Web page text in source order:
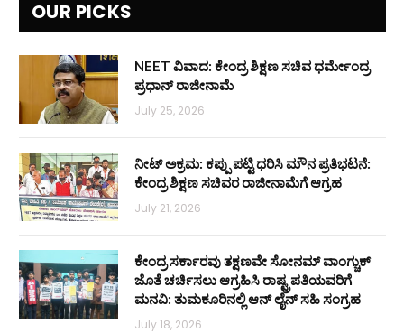
OUR PICKS
NEET ವಿವಾದ: ಕೇಂದ್ರ ಶಿಕ್ಷಣ ಸಚಿವ ಧರ್ಮೇಂದ್ರ
ಪ್ರಧಾನ್ ರಾಜೀನಾಮೆ
July 25, 2026
ನೀಟ್ ಅಕ್ರಮ: ಕಪ್ಪು ಪಟ್ಟಿ ಧರಿಸಿ ಮೌನ ಪ್ರತಿಭಟನೆ:
ಕೇಂದ್ರ ಶಿಕ್ಷಣ ಸಚಿವರ ರಾಜೀನಾಮೆಗೆ ಆಗ್ರಹ
July 21, 2026
ಕೇಂದ್ರ ಸರ್ಕಾರವು ತಕ್ಷಣವೇ ಸೋನಮ್ ವಾಂಗ್ಚುಕ್
ಜೊತೆ ಚರ್ಚಿಸಲು ಆಗ್ರಹಿಸಿ ರಾಷ್ಟ್ರಪತಿಯವರಿಗೆ
ಮನವಿ: ತುಮಕೂರಿನಲ್ಲಿ ಆನ್‌ ಲೈನ್ ಸಹಿ ಸಂಗ್ರಹ
July 18, 2026